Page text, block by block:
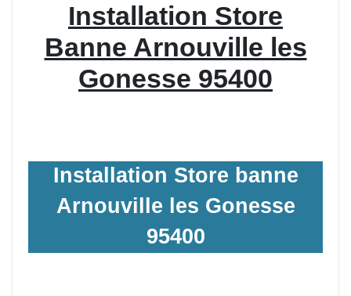
Installation Store
Banne Arnouville les
Gonesse 95400
Installation Store banne
Arnouville les Gonesse
95400